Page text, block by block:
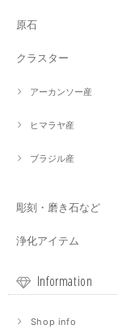
原石
クラスター
アーカンソー産
ヒマラヤ産
ブラジル産
彫刻・磨き石など
浄化アイテム
Information
Shop info